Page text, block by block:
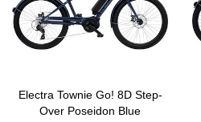
Electra Townie Go! 8D Step-
Over Poseidon Blue